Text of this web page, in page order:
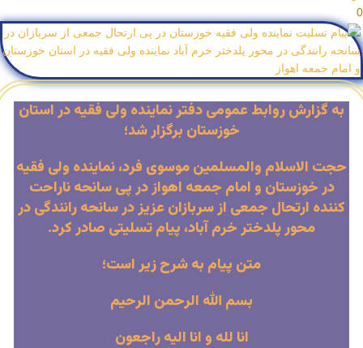
0
به گزارش روابط عمومی دفتر نماینده ولی فقیه در استان
خوزستان برگزار شد؛
حجت الاسلام والمسلمین موسوی فرد، نماینده ولی فقیه
در خوزستان و امام جمعه اهواز در پی سانحه ناراحت
کننده ارتحال جمعی از سربازان عزیز در سانحه رانندگی در
محور پلدختر خرم آباد، پیام تسلیتی صادر کرد.
متن پیام به شرح زیر است؛
بسم الله الرحمن الرحیم
انا لله و انا الیه راجعون